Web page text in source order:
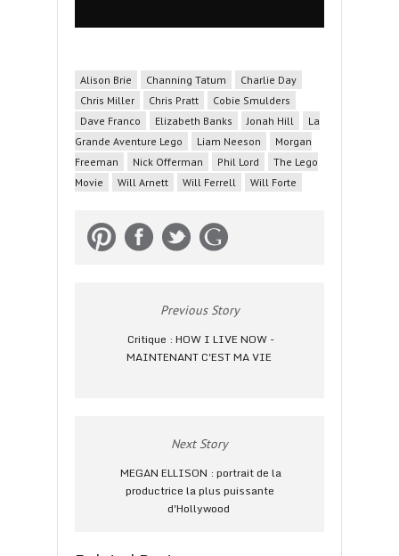
Alison Brie Channing Tatum
Charlie Day
Chris Miller
Chris Pratt
Cobie Smulders
Dave Franco
Elizabeth Banks Jonah Hill
La
Grande Aventure Lego
Liam Neeson
Morgan
Freeman
Nick Offerman Phil Lord
The Lego
Movie
Will Arnett Will Ferrell Will Forte
Previous Story
Critique : HOW I LIVE NOW -
MAINTENANT C'EST MA VIE
Next Story
MEGAN ELLISON : portrait de la
productrice la plus puissante
d'Hollywood